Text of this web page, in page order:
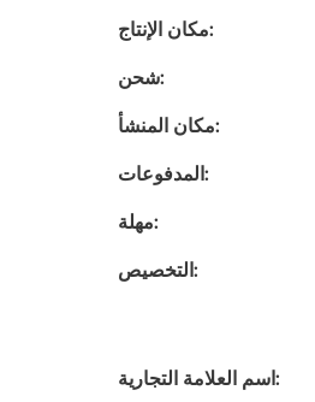
مكان الإنتاج:
شحن:
مكان المنشأ:
المدفوعات:
مهلة:
التخصيص:
اسم العلامة التجارية: